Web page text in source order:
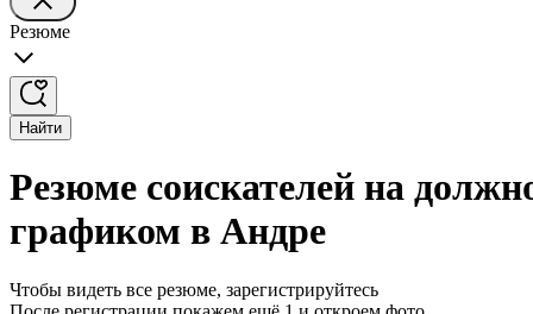
Резюме
Найти
Резюме соискателей на
графиком в Андре
Чтобы видеть все резюме, зарегистрируйтесь